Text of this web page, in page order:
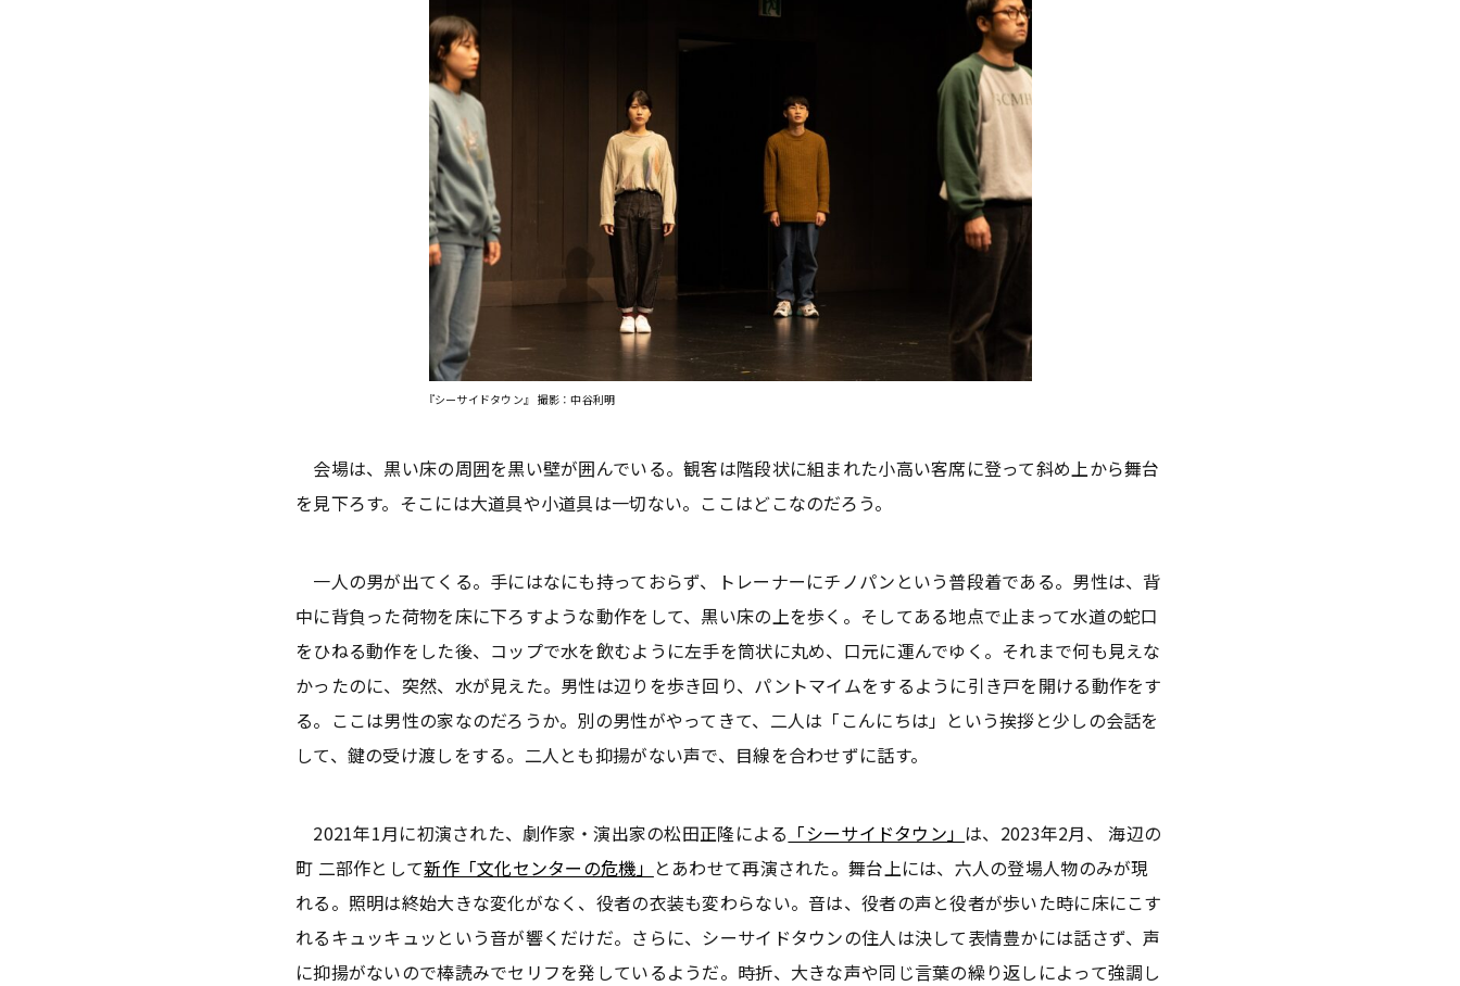
『シーサイドタウン』 撮影：中谷利明
会場は、黒い床の周囲を黒い壁が囲んでいる。観客は階段状に組まれた小高い客席に登って斜め上から舞台
を見下ろす。そこには大道具や小道具は一切ない。ここはどこなのだろう。
一人の男が出てくる。手にはなにも持っておらず、トレーナーにチノパンという普段着である。男性は、背
中に背負った荷物を床に下ろすような動作をして、黒い床の上を歩く。そしてある地点で止まって水道の蛇口
をひねる動作をした後、コップで水を飲むように左手を筒状に丸め、口元に運んでゆく。それまで何も見えな
かったのに、突然、水が見えた。男性は辺りを歩き回り、パントマイムをするように引き戸を開ける動作をす
る。ここは男性の家なのだろうか。別の男性がやってきて、二人は「こんにちは」という挨拶と少しの会話を
して、鍵の受け渡しをする。二人とも抑揚がない声で、目線を合わせずに話す。
2021年1月に初演された、劇作家・演出家の松田正隆による 「シーサイドタウン」 は、2023年2月、 海辺の
町 二部作として新作「文化センターの危機」 とあわせて再演された。舞台上には、六人の登場人物のみが現
れる。照明は終始大きな変化がなく、役者の衣装も変わらない。音は、役者の声と役者が歩いた時に床にこす
れるキュッキュッという音が響くだけだ。さらに、シーサイドタウンの住人は決して表情豊かには話さず、声
に抑揚がないので棒読みでセリフを発しているようだ。時折、大きな声や同じ言葉の繰り返しによって強調し